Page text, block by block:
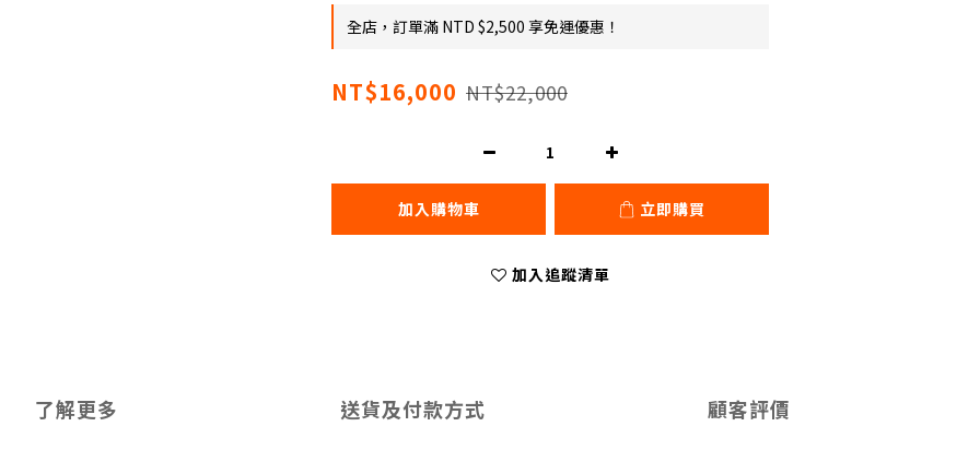
全店，訂單滿 NTD $2,500 享免運優惠！
NT$16,000 NT$22,000
加入購物車 立即購買
加入追蹤清單
了解更多 送貨及付款方式 顧客評價